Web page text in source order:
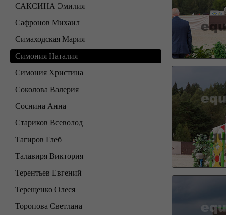
САКСИНА Эмилия
Сафронов Михаил
Симаходская Мария
Симония Наталия
Симония Христина
Соколова Валерия
Соснина Анна
Стариков Всеволод
Тагиров Глеб
Талавиря Виктория
Терентьев Евгений
Терещенко Олеся
Торопова Светлана